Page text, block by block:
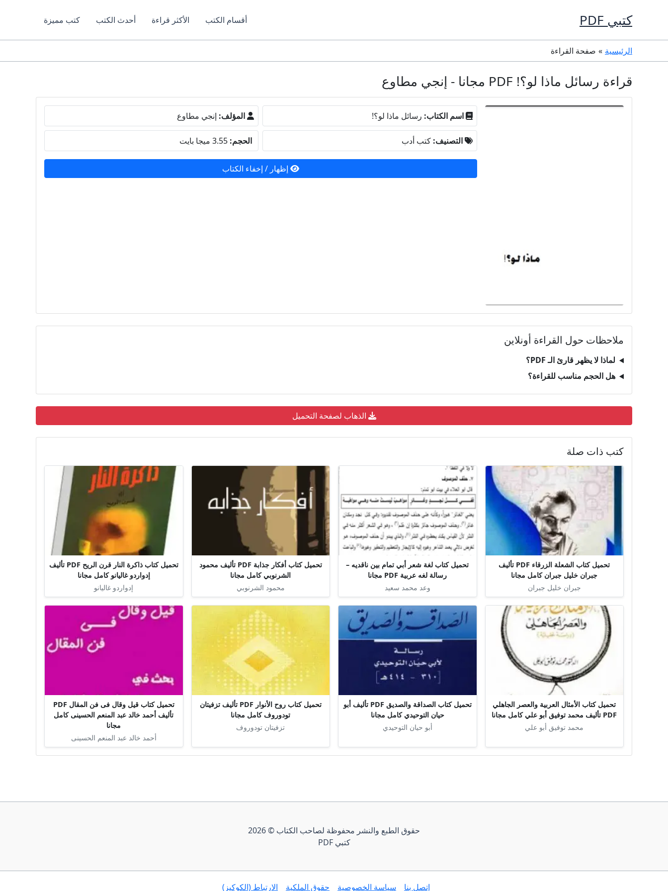
كتبي PDF أقسام الكتب الأكثر قراءة أحدث الكتب كتب مميزة
الرئيسية صفحة القراءة
قراءة رسائل ماذا لو؟! PDF مجانا - إنجي مطاوع
اسم الكتاب: رسائل ماذا لو؟! المؤلف: إنجي مطاوع
التصنيف: كتب أدب الحجم:
إظهار / إخفاء الكتاب
ملاحظات حول القراءة أونلاين
لماذا لا يظهر قارئ الـ PDF؟
هل الحجم مناسب للقراءة؟
الذهاب لصفحة التحميل
كتب ذات صلة
تحميل كتاب الشعلة الزرقاء PDF تأليف
جبران خليل جبران كامل مجانا
جبران خليل جبران
تحميل كتاب لغة شعر أبي تمام بين ناقديه –
رسالة لغه عربية PDF مجانا
وعد محمد سعيد
تحميل كتاب أفكار جذابة PDF تأليف محمود
الشرنوبي كامل مجانا
محمود الشرنوبي
تحميل كتاب ذاكرة النار قرن الريح PDF تأليف
إدواردو غاليانو كامل مجانا
إدواردو غاليانو
تحميل كتاب الأمثال العربية والعصر الجاهلي
PDF تأليف محمد توفيق أبو علي كامل مجانا
محمد توفيق أبو علي
تحميل كتاب الصداقة والصديق PDF تأليف أبو
حيان التوحيدي كامل مجانا
أبو حيان التوحيدي
تحميل كتاب روح الأنوار PDF تأليف تزفيتان
تودوروف كامل مجانا
تزفيتان تودوروف
تحميل كتاب قيل وقال فى فن المقال PDF
تأليف أحمد خالد عبد المنعم الحسينى كامل
مجانا
أحمد خالد عبد المنعم الحسينى
حقوق الطبع والنشر محفوظة لصاحب الكتاب © 2026
كتبي PDF
إتصل بنا سياسة الخصوصية حقوق الملكية الارتباط (الكوكيز)